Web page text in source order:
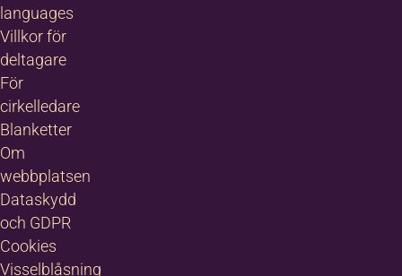
languages
Villkor för
deltagare
För
cirkelledare
Blanketter
Om
webbplatsen
Dataskydd
och GDPR
Cookies
Visselblåsning